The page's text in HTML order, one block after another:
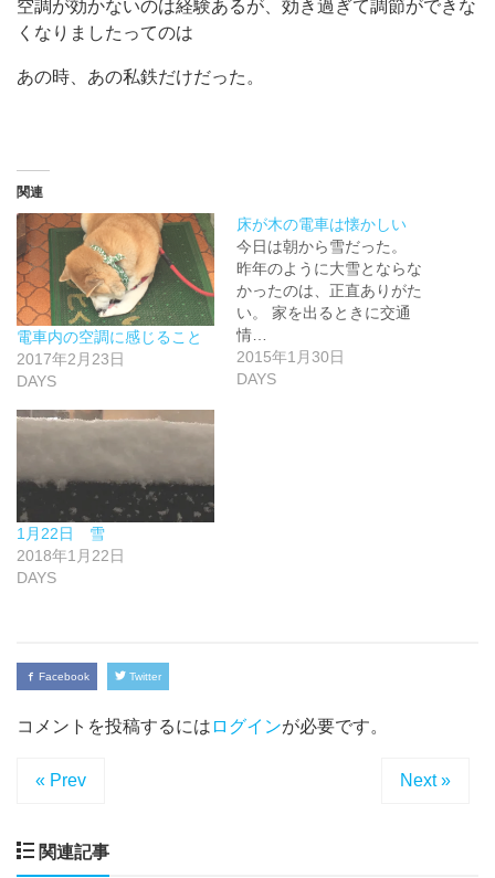
空調が効かないのは経験あるが、効き過ぎて調節ができな
くなりましたってのは
あの時、あの私鉄だけだった。
関連
電車内の空調に感じること
2017年2月23日
DAYS
床が木の電車は懐かしい
今日は朝から雪だった。
昨年のように大雪とならな
かったのは、正直ありがた
い。 家を出るときに交通
情…
2015年1月30日
DAYS
1月22日 雪
2018年1月22日
DAYS
Facebook Twitter
コメントを投稿するには ログインが必要です。
« Prev Next »
関連記事